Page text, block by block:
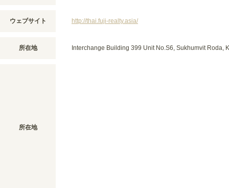
ウェブサイト http://thai.fuji-realty.asia/
所在地 Interchange Building 399 Unit No.S6, Sukhumvit Roda,
所在地